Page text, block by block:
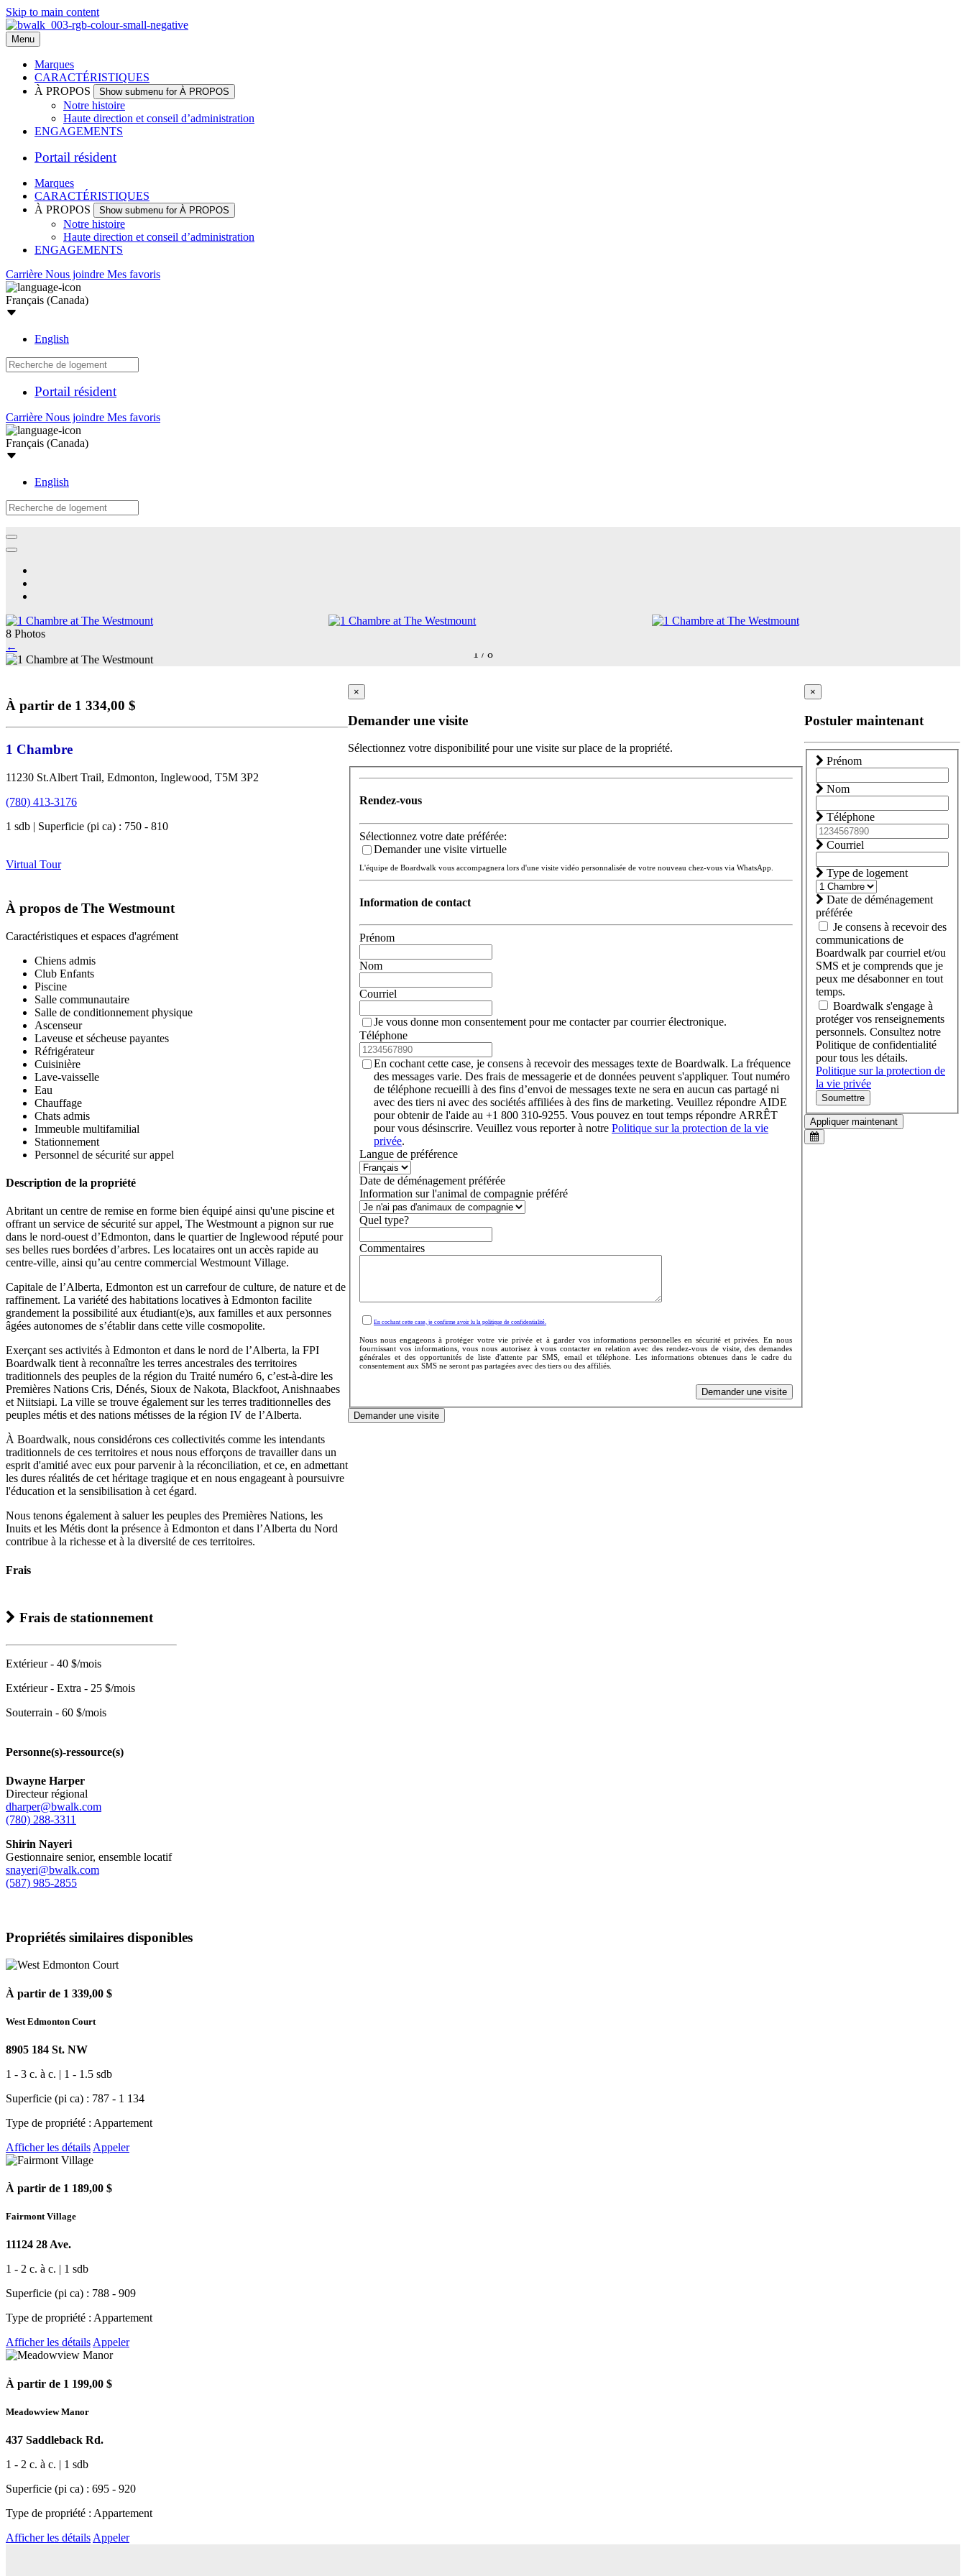
Skip to main content
Menu
Marques
CARACTÉRISTIQUES
À PROPOS
Show submenu for À PROPOS
Notre histoire
Haute direction et conseil d’administration
ENGAGEMENTS
Portail résident
Marques
CARACTÉRISTIQUES
À PROPOS
Show submenu for À PROPOS
Notre histoire
Haute direction et conseil d’administration
ENGAGEMENTS
Carrière Nous joindre Mes favoris
Français (Canada)
English
Portail résident
Carrière Nous joindre Mes favoris
Français (Canada)
English
8 Photos
←
1 / 8
À partir de 1 334,00 $
1 Chambre
11230 St.Albert Trail, Edmonton, Inglewood, T5M 3P2
(780) 413-3176
1 sdb | Superficie (pi ca) : 750 - 810
Virtual Tour
À propos de The Westmount
Caractéristiques et espaces d'agrément
Chiens admis
Club Enfants
Piscine
Salle communautaire
Salle de conditionnement physique
Ascenseur
Laveuse et sécheuse payantes
Réfrigérateur
Cuisinière
Lave-vaisselle
Eau
Chauffage
Chats admis
Immeuble multifamilial
Stationnement
Personnel de sécurité sur appel
Description de la propriété
Abritant un centre de remise en forme bien équipé ainsi qu'une piscine et
offrant un service de sécurité sur appel, The Westmount a pignon sur rue
dans le nord-ouest d’Edmonton, dans le quartier de Inglewood réputé pour
ses belles rues bordées d’arbres. Les locataires ont un accès rapide au
centre-ville, ainsi qu’au centre commercial Westmount Village.
Capitale de l’Alberta, Edmonton est un carrefour de culture, de nature et de
raffinement. La variété des habitations locatives à Edmonton facilite
grandement la possibilité aux étudiant(e)s, aux familles et aux personnes
âgées autonomes de s’établir dans cette ville cosmopolite.
Exerçant ses activités à Edmonton et dans le nord de l’Alberta, la FPI
Boardwalk tient à reconnaître les terres ancestrales des territoires
traditionnels des peuples de la région du Traité numéro 6, c’est-à-dire les
Premières Nations Cris, Dénés, Sioux de Nakota, Blackfoot, Anishnaabes
et Niitsiapi. La ville se trouve également sur les terres traditionnelles des
peuples métis et des nations métisses de la région IV de l’Alberta.
À Boardwalk, nous considérons ces collectivités comme les intendants
traditionnels de ces territoires et nous nous efforçons de travailler dans un
esprit d'amitié avec eux pour parvenir à la réconciliation, et ce, en admettant
les dures réalités de cet héritage tragique et en nous engageant à poursuivre
l'éducation et la sensibilisation à cet égard.
Nous tenons également à saluer les peuples des Premières Nations, les
Inuits et les Métis dont la présence à Edmonton et dans l’Alberta du Nord
contribue à la richesse et à la diversité de ces territoires.
Frais
Frais de stationnement
Extérieur - 40 $/mois
Extérieur - Extra - 25 $/mois
Souterrain - 60 $/mois
Personne(s)-ressource(s)
Dwayne Harper
Directeur régional
dharper@bwalk.com
(780) 288-3311
Shirin Nayeri
Gestionnaire senior, ensemble locatif
snayeri@bwalk.com
(587) 985-2855
×
Demander une visite
Sélectionnez votre disponibilité pour une visite sur place de la propriété.
Rendez-vous
Sélectionnez votre date préférée:
Demander une visite virtuelle
L'équipe de Boardwalk vous accompagnera lors d'une visite vidéo personnalisée de votre nouveau chez-vous via WhatsApp.
Information de contact
Prénom
Nom
Courriel
Je vous donne mon consentement pour me contacter par courrier électronique.
Téléphone
En cochant cette case, je consens à recevoir des messages texte de Boardwalk. La fréquence
des messages varie. Des frais de messagerie et de données peuvent s'appliquer. Tout numéro
de téléphone recueilli à des fins d’envoi de messages texte ne sera en aucun cas partagé ni
avec des tiers ni avec des sociétés affiliées à des fins de marketing. Veuillez répondre AIDE
pour obtenir de l'aide au +1 800 310-9255. Vous pouvez en tout temps répondre ARRÊT
pour vous désinscrire. Veuillez vous reporter à notrePolitique sur la protection de la vie
privée.
Langue de préférence
Date de déménagement préférée
Information sur l'animal de compagnie préféré
Quel type?
Commentaires
En cochant cette case, je confirme avoir lu la politique de confidentialité.
Nous nous engageons à protéger votre vie privée et à garder vos informations personnelles en sécurité et privées. En nous
fournissant vos informations, vous nous autorisez à vous contacter en relation avec des rendez-vous de visite, des demandes
générales et des opportunités de liste d'attente par SMS, email et téléphone. Les informations obtenues dans le cadre du
consentement aux SMS ne seront pas partagées avec des tiers ou des affiliés.
Demander une visite
Demander une visite
×
Postuler maintenant
Prénom
Nom
Téléphone
Courriel
Type de logement
Date de déménagement
préférée
Je consens à recevoir des
communications de
Boardwalk par courriel et/ou
SMS et je comprends que je
peux me désabonner en tout
temps.
Boardwalk s'engage à
protéger vos renseignements
personnels. Consultez notre
Politique de confidentialité
pour tous les détails.
Politique sur la protection de
la vie privée
Soumettre
Appliquer maintenant
Propriétés similaires disponibles
À partir de 1 339,00 $
West Edmonton Court
8905 184 St. NW
1 - 3 c. à c. | 1 - 1.5 sdb
Superficie (pi ca) : 787 - 1 134
Type de propriété : Appartement
Afficher les détails Appeler
À partir de 1 189,00 $
Fairmont Village
11124 28 Ave.
1 - 2 c. à c. | 1 sdb
Superficie (pi ca) : 788 - 909
Type de propriété : Appartement
Afficher les détailsAppeler
À partir de 1 199,00 $
Meadowview Manor
437 Saddleback Rd.
1 - 2 c. à c. | 1 sdb
Superficie (pi ca) : 695 - 920
Type de propriété : Appartement
Afficher les détails Appeler